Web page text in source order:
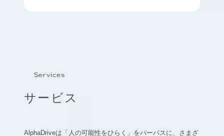
Services
サービス
AlphaDriveは「人の可能性をひらく」をパーパスに、さまざ